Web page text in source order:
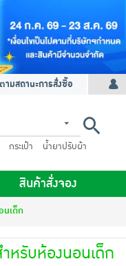
ามสถานะการสั่งซื้อ
กระเป๋า
น้ำยาปรับผ้า
สินค้าสั่งจอง
นเด็ก
หรับห้องนอนเด็ก